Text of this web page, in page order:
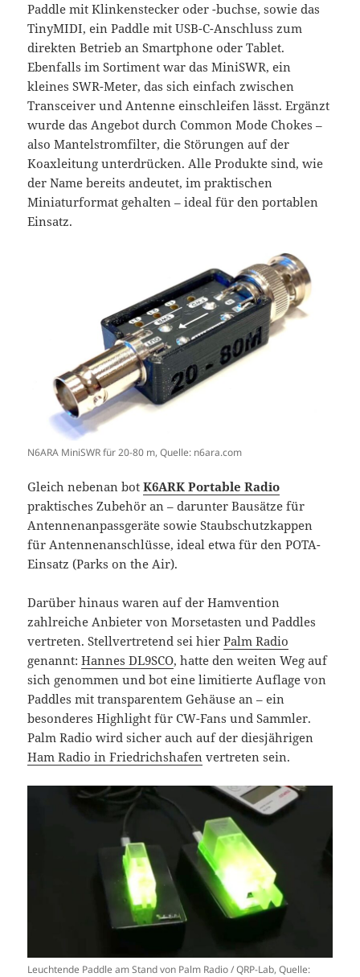
Paddle mit Klinkenstecker oder -buchse, sowie das
TinyMIDI, ein Paddle mit USB-C-Anschluss zum
direkten Betrieb an Smartphone oder Tablet.
Ebenfalls im Sortiment war das MiniSWR, ein
kleines SWR-Meter, das sich einfach zwischen
Transceiver und Antenne einschleifen lässt. Ergänzt
wurde das Angebot durch Common Mode Chokes –
also Mantelstromfilter, die Störungen auf der
Koaxleitung unterdrücken. Alle Produkte sind, wie
der Name bereits andeutet, im praktischen
Miniaturformat gehalten – ideal für den portablen
Einsatz.
N6ARA MiniSWR für 20-80 m, Quelle: n6ara.com
Gleich nebenan botK6ARK Portable Radio
praktisches Zubehör an – darunter Bausätze für
Antennenanpassgeräte sowie Staubschutzkappen
für Antennenanschlüsse, ideal etwa für den POTA-
Einsatz (Parks on the Air).
Darüber hinaus waren auf der Hamvention
zahlreiche Anbieter von Morsetasten und Paddles
vertreten. Stellvertretend sei hierPalm Radio
genannt:Hannes DL9SCO, hatte den weiten Weg auf
sich genommen und bot eine limitierte Auflage von
Paddles mit transparentem Gehäuse an – ein
besonderes Highlight für CW-Fans und Sammler.
Palm Radio wird sicher auch auf der diesjährigen
Ham Radio in Friedrichshafen vertreten sein.
Leuchtende Paddle am Stand von Palm Radio / QRP-Lab, Quelle: